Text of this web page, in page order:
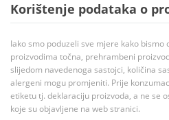
Korištenje podataka o
Iako smo poduzeli sve mjere kako
proizvodima točna, prehrambeni
slijedom navedenoga sastojci, količina
alergeni mogu promjeniti. Prije
etiketu tj. deklaraciju proizvoda, a ne se
koje su objavljene na web stranici.